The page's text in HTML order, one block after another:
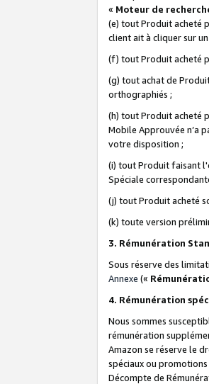
« Moteur de
(e) tout Produit acheté
client ait à cliquer sur
(f) tout Produit acheté
(g) tout achat de
orthographiés ;
(h) tout Produit acheté
Mobile Approuvée n’a
votre disposition ;
(i) tout Produit faisant
Spéciale
(j) tout Produit acheté
(k) toute version
3. Rémunération
Sous réserve des
Annexe («
4. Rémunération
Nous sommes
rémunération
Amazon se réserve le
spéciaux ou
Décompte de